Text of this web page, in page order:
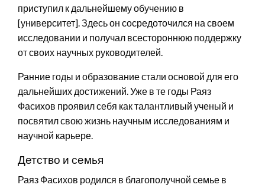
приступил к дальнейшему обучению в
[университет]. Здесь он сосредоточился на своем
исследовании и получал всестороннюю поддержку
от своих научных руководителей.
Ранние годы и образование стали основой для его
дальнейших достижений. Уже в те годы Раяз
Фасихов проявил себя как талантливый ученый и
посвятил свою жизнь научным исследованиям и
научной карьере.
Детство и семья
Раяз Фасихов родился в благополучной семье в